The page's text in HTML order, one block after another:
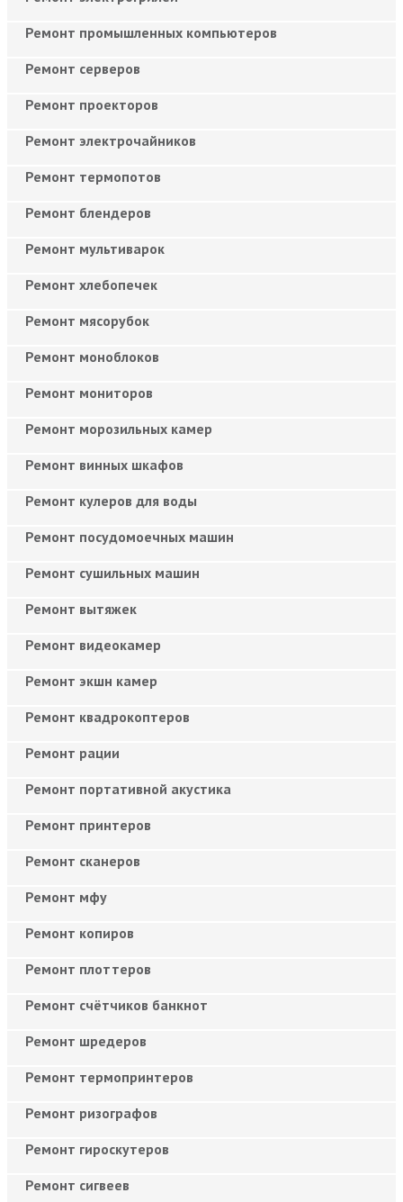
Ремонт промышленных компьютеров
Ремонт серверов
Ремонт проекторов
Ремонт электрочайников
Ремонт термопотов
Ремонт блендеров
Ремонт мультиварок
Ремонт хлебопечек
Ремонт мясорубок
Ремонт моноблоков
Ремонт мониторов
Ремонт морозильных камер
Ремонт винных шкафов
Ремонт кулеров для воды
Ремонт посудомоечных машин
Ремонт сушильных машин
Ремонт вытяжек
Ремонт видеокамер
Ремонт экшн камер
Ремонт квадрокоптеров
Ремонт рации
Ремонт портативной акустика
Ремонт принтеров
Ремонт сканеров
Ремонт мфу
Ремонт копиров
Ремонт плоттеров
Ремонт счётчиков банкнот
Ремонт шредеров
Ремонт термопринтеров
Ремонт ризографов
Ремонт гироскутеров
Ремонт сигвеев